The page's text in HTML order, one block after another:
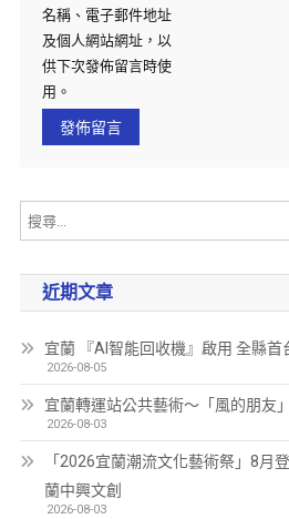
名稱、電子郵件地址
及個人網站網址，以
供下次發佈留言時使
用。
近期文章
宜蘭 『AI智能回收機』啟用 全縣首
2026-08-05
宜蘭轉運站公共藝術～「風的朋友
2026-08-03
「2026宜蘭潮流文化藝術祭」8
蘭中興文創
2026-08-03